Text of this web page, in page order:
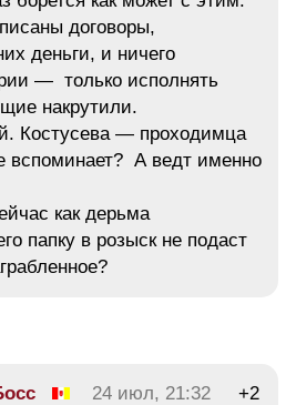
договоры,
деньги, и ничего
— только исполнять
накрутили.
Костусева — проходимца
вспоминает? А ведт именно
как дерьма
папку в розыск не подаст
24 июл, 21:32 +2